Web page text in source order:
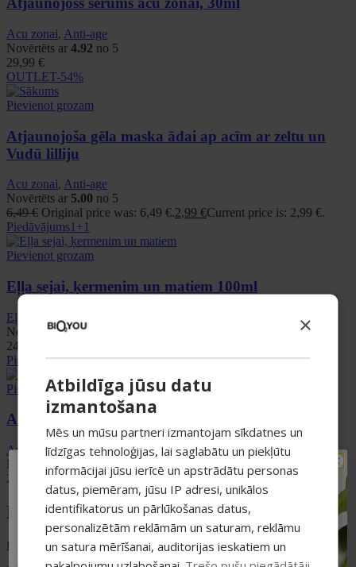
Acu zonai, Anti-age
Novērtēts ar 4.92 no 5
29,99 €
OUTLET-54%
Pievienot grozam
Atjaunojoša gēla maska ādai ap acīm ar zeltu un
Vudū lilliju
Acu zonai, Anti-age
Novērtēts ar 5.00 no 5
6,49€ Original price was: 6,49 €.2,99 €Current price is: 2,99 €.
Piedāvājums1+1
Pievienot grozam
Eļļa sejai, ķermenim un matiem 100ml
Eļļas
Smiltsērkšķu līnija
Novērtēts ar4.93
24,99
Piedāvājums1+1
Pievienot grozam
Anti-Age serums sejas ādai 15ml
Anti-age,Serumi
Novērtēts ar
4.85 no 5
29,99
Produktu kategorijas
Dažādi produkti tavai veselībai un skaistumam
×
Atbildīga jūsu datu
izmantošana
Mēs un mūsu partneri izmantojam sīkdatnes un
līdzīgas tehnoloģijas, lai saglabātu un piekļūtu
informācijai jūsu ierīcē un apstrādātu personas
datus, piemēram, jūsu IP adresi, unikālos
identifikatorus un pārlūkošanas datus,
personalizētām reklāmām un saturam, reklāmu
un satura mērīšanai, auditorijas ieskatiem un
TAVAM PIRMAJAM
PIRKUMAM PAPILDUS
-15% ATLAIDE!
Pieraksties jaunumiem un saņem īpašu
atlaidi savam pirmajam pasūtījumam.
Atlaide summējas ar esošajiem piedāvājumiem